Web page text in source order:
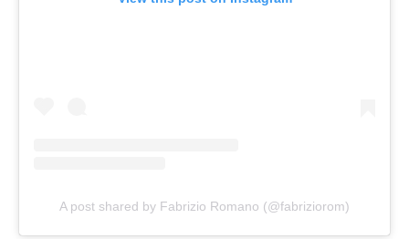
A post shared by Fabrizio Romano (@fabriziorom)